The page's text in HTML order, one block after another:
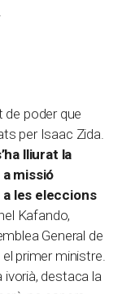
de poder que
per Isaac Zida.
lliurat la
missió
les eleccions
Kafando,
General de
primer ministre.
destaca la